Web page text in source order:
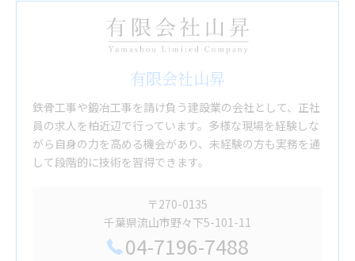
有限会社山昇
鉄骨工事や鍛冶工事を請け負う建設業の会社として、正社
員の求人を柏近辺で行っています。多様な現場を経験しな
がら自身の力を高める機会があり、未経験の方も実務を通
して段階的に技術を習得できます。
〒270-0135
千葉県流山市野々下5-101-11
04-7196-7488